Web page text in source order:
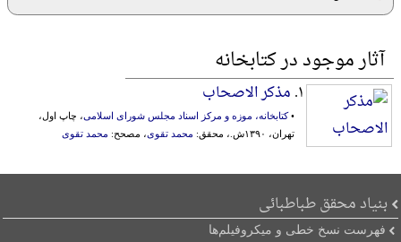
آثار موجود در کتابخانه
۱. مذکر الاصحاب
•کتابخانه، موزه و مرکز اسناد مجلس شورای اسلامی، چاپ اول،
تهران، ۱۳۹۰ش.، محقق:
محمد تقوی، مصحح: محمد تقوی
بنیاد محقق طباطبائی
فهرست نسخ خطی و میکروفیلم‌ها